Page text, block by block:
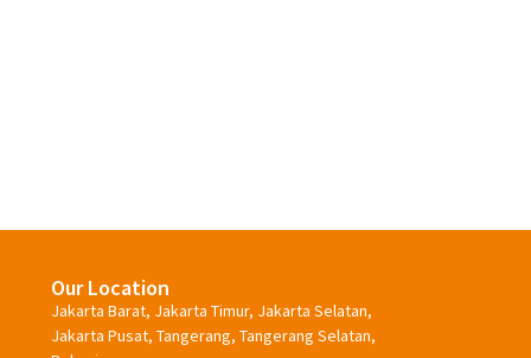
Our Location
Jakarta Barat, Jakarta Timur, Jakarta Selatan,
Jakarta Pusat, Tangerang, Tangerang Selatan,